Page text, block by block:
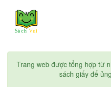
Trang web được tổng hợp từ
sách giấy để